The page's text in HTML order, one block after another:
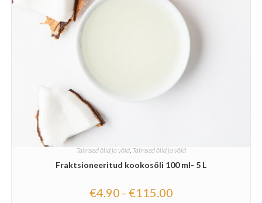
Taimsed õlid ja võid Taimsed õlid ja võid
Fraktsioneeritud kookosõli 100 ml- 5 L
€4.90 –€115.00